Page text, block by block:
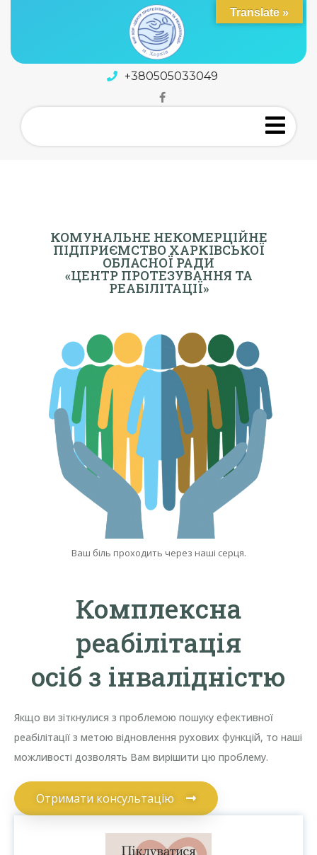
+380505033049
КОМУНАЛЬНЕ НЕКОМЕРЦІЙНЕ
ПІДПРИЄМСТВО ХАРКІВСЬКОЇ
ОБЛАСНОЇ РАДИ
«ЦЕНТР ПРОТЕЗУВАННЯ ТА
РЕАБІЛІТАЦІЇ»
Ваш біль проходить через наші серця.
Комплексна
реабілітація
осіб з інвалідністю
Якщо ви зіткнулися з проблемою пошуку ефективної
реабілітації з метою відновлення рухових функцій, то наші
можливості дозволять Вам вирішити цю проблему.
Отримати консультацію
Translate »